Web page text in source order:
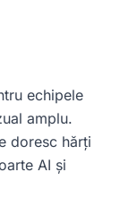
și
echipele
amplu.
doresc hărți
AI și